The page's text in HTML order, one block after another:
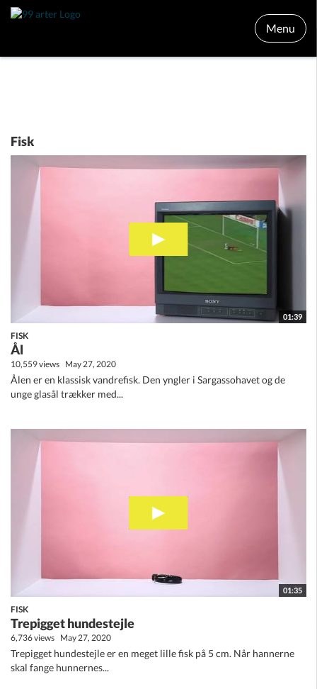
Menu
Fisk
01:39
FISK
Ål
10,559 views May 27, 2020
Ålen er en klassisk vandrefisk. Den yngler i Sargassohavet og de
unge glasål trækker med...
01:35
FISK
Trepigget hundestejle
6,736 views May 27, 2020
Trepigget hundestejle er en meget lille fisk på 5 cm. Når hannerne
skal fange hunnernes...